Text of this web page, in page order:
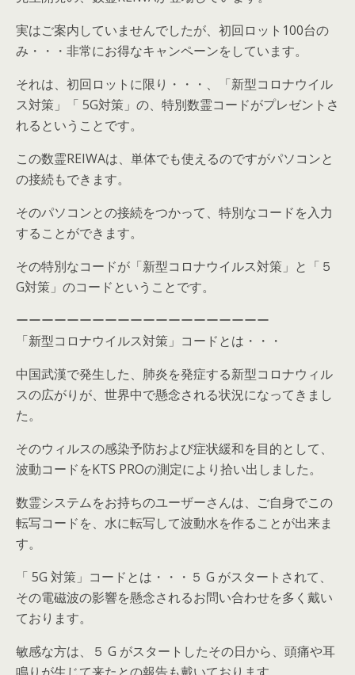
実はご案内していませんでしたが、初回ロット100台の
み・・・非常にお得なキャンペーンをしています。
それは、初回ロットに限り・・・、「新型コロナウイル
ス対策」「 5G対策」の、特別数霊コードがプレゼントさ
れるということです。
この数霊REIWAは、単体でも使えるのですがパソコンと
の接続もできます。
そのパソコンとの接続をつかって、特別なコードを入力
することができます。
その特別なコードが「新型コロナウイルス対策」と「５
G対策」のコードということです。
ーーーーーーーーーーーーーーーーーーーー
「新型コロナウイルス対策」コードとは・・・
中国武漢で発生した、肺炎を発症する新型コロナウィル
スの広がりが、世界中で懸念される状況になってきまし
た。
そのウィルスの感染予防および症状緩和を目的として、
波動コードをKTS PROの測定により拾い出しました。
数霊システムをお持ちのユーザーさんは、ご自身でこの
転写コードを、水に転写して波動水を作ることが出来ま
す。
「 5G 対策」コードとは・・・５ G がスタートされて、
その電磁波の影響を懸念されるお問い合わせを多く戴い
ております。
敏感な方は、５ G がスタートしたその日から、頭痛や耳